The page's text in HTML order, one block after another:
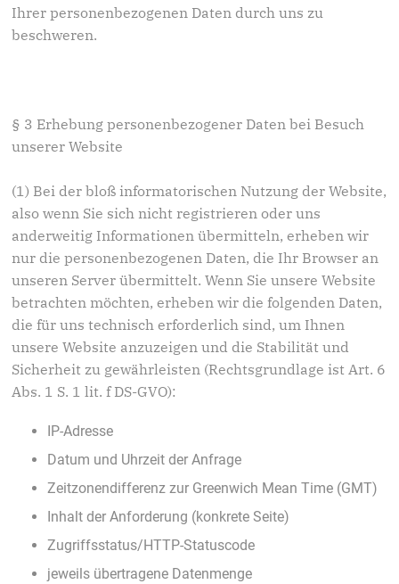
Ihrer personenbezogenen Daten durch uns zu
beschweren.
§ 3 Erhebung personenbezogener Daten bei Besuch
unserer Website
(1) Bei der bloß informatorischen Nutzung der Website,
also wenn Sie sich nicht registrieren oder uns
anderweitig Informationen übermitteln, erheben wir
nur die personenbezogenen Daten, die Ihr Browser an
unseren Server übermittelt. Wenn Sie unsere Website
betrachten möchten, erheben wir die folgenden Daten,
die für uns technisch erforderlich sind, um Ihnen
unsere Website anzuzeigen und die Stabilität und
Sicherheit zu gewährleisten (Rechtsgrundlage ist Art. 6
Abs. 1 S. 1 lit. f DS-GVO):
IP-Adresse
Datum und Uhrzeit der Anfrage
Zeitzonendifferenz zur Greenwich Mean Time (GMT)
Inhalt der Anforderung (konkrete Seite)
Zugriffsstatus/HTTP-Statuscode
jeweils übertragene Datenmenge